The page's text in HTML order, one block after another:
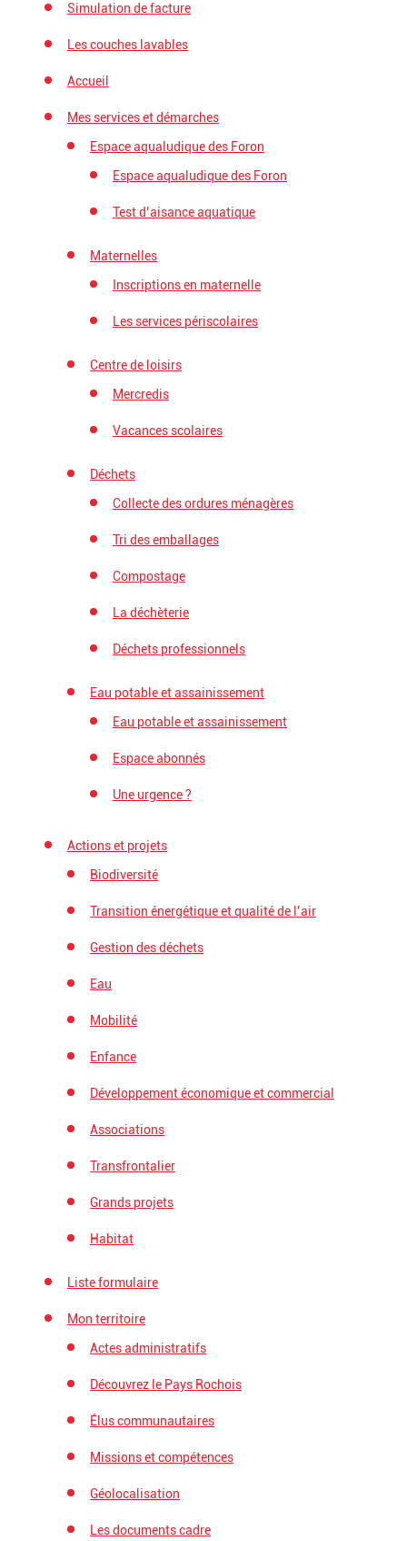
Simulation de facture
Les couches lavables
Accueil
Mes services et démarches
Espace aqualudique des Foron
Espace aqualudique des Foron
Test d’aisance aquatique
Maternelles
Inscriptions en maternelle
Les services périscolaires
Centre de loisirs
Mercredis
Vacances scolaires
Déchets
Collecte des ordures ménagères
Tri des emballages
Compostage
La déchèterie
Déchets professionnels
Eau potable et assainissement
Eau potable et assainissement
Espace abonnés
Une urgence ?
Actions et projets
Biodiversité
Transition énergétique et qualité de l’air
Gestion des déchets
Eau
Mobilité
Enfance
Développement économique et commercial
Associations
Transfrontalier
Grands projets
Habitat
Liste formulaire
Mon territoire
Actes administratifs
Découvrez le Pays Rochois
Élus communautaires
Missions et compétences
Géolocalisation
Les documents cadre